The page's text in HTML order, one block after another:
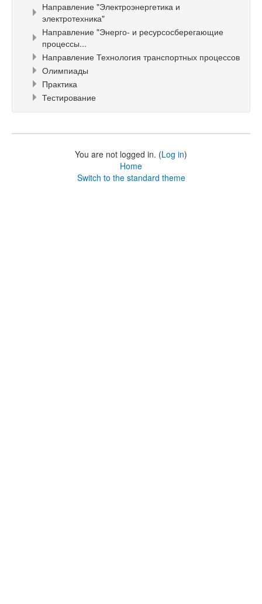
Направление "Электроэнергетика и
электротехника"
Направление "Энерго- и ресурсосберегающие
процессы...
Направление Технология транспортных процессов
Олимпиады
Практика
Тестирование
You are not logged in. (Log in)
Home
Switch to the standard theme